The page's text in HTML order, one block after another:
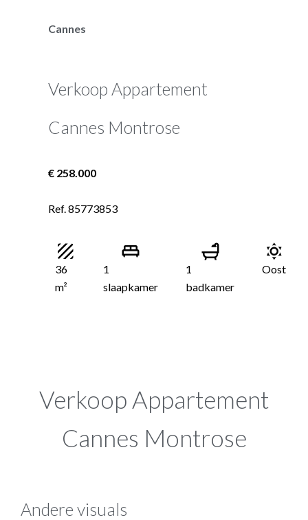
Cannes
Verkoop Appartement
Cannes Montrose
€ 258.000
Ref. 85773853
36
m²
1
slaapkamer
1
badkamer
Oost
Verkoop Appartement
Cannes Montrose
Andere visuals